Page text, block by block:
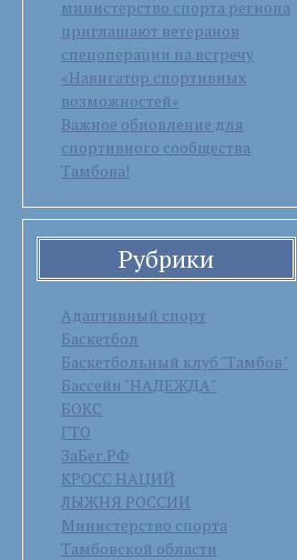
министерство спорта региона
приглашают ветеранов
спецоперации на встречу
«Навигатор спортивных
возможностей»
Важное обновление для
спортивного сообщества
Тамбова!
Рубрики
Адаптивный спорт
Баскетбол
Баскетбольный клуб "Тамбов"
Бассейн "НАДЕЖДА"
БОКС
ГТО
ЗаБег.РФ
КРОСС НАЦИЙ
ЛЫЖНЯ РОССИИ
Министерство спорта
Тамбовской области